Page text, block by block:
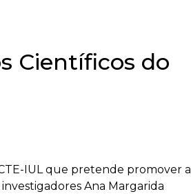
Científicos do
IUL que pretende promover a
Ana Margarida